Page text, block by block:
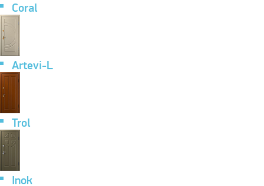
Coral
Artevi-L
Trol
Inok